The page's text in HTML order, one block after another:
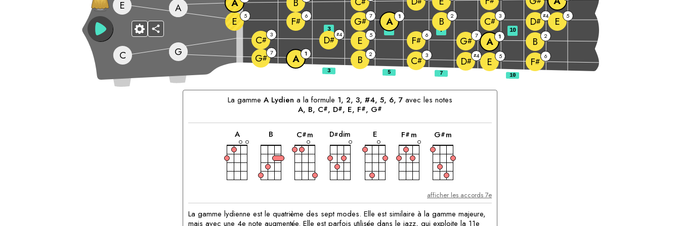
G G# 7 A 1 B 2
C# 3 D#
#4 E 5 F# 6
C
C# 3 D#
#4 E 5 F# 6 G# 7 A 1 B 2
E
E
5 F# 6 G# 7 A 1 B 2 C# 3 D#
#4 E 5
A
3 5 7 10
La gamme ALydien a la formule 1, 2, 3, #4, 5, 6, 7 avec les notes
A, B, C#, D#, E, F#, G#
Accords
correspondants:
A
accord
B
accord
C#m
accord
D#dim
accord
E
accord
F# m
accord
G#m
accord
afficher les accords 7e
La gamme lydienne est le quatrième des sept modes. Elle est similaire à la gamme majeure,
mais avec une 4e note augmentée. Elle est parfois utilisée dans le jazz, qui exploite la 11e